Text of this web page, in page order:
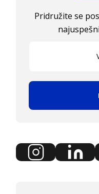
Pridružite se